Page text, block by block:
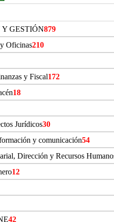
GESTIÓN879
Oficinas210
y Fiscal172
18
Jurídicos30
y comunicación54
Dirección y Recursos
12
42